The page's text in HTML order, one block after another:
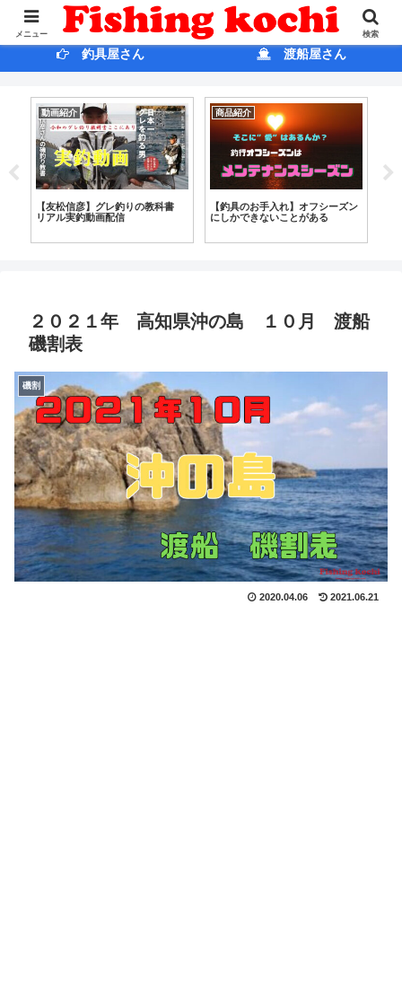
ホ ー ム ブログ
釣具屋さん 渡船屋さん
動画紹介
【友松信彦】グレ釣りの教科書
リアル実釣動画配信
商品紹介
【釣具のお手入れ】オフシーズン
にしかできないことがある
２０２１年 高知県沖の島 １０月 渡船
磯割表
磯割
2020.04.06 2021.06.21
メニュー 検索